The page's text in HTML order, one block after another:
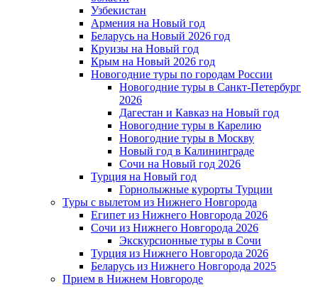
Узбекистан
Армения на Новый год
Беларусь на Новый 2026 год
Круизы на Новый год
Крым на Новый 2026 год
Новогодние туры по городам России
Новогодние туры в Санкт-Петербург
2026
Дагестан и Кавказ на Новый год
Новогодние туры в Карелию
Новогодние туры в Москву
Новый год в Калининграде
Сочи на Новый год 2026
Турция на Новый год
Горнолыжные курорты Турции
Туры с вылетом из Нижнего Новгорода
Египет из Нижнего Новгорода 2026
Сочи из Нижнего Новгорода 2026
Экскурсионные туры в Сочи
Турция из Нижнего Новгорода 2026
Беларусь из Нижнего Новгорода 2025
Прием в Нижнем Новгороде